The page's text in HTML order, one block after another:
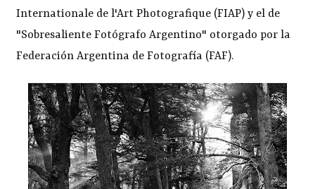
Internationale de l'Art Photografique (FIAP) y el de
"Sobresaliente Fotógrafo Argentino" otorgado por la
Federación Argentina de Fotografía (FAF).